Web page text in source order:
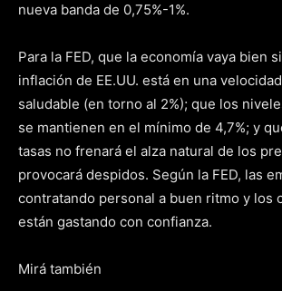
nueva banda de 0,75%-1%.
Para la FED, que la economía vaya bien
inflación de EE.UU. está en una
saludable (en torno al 2%); que los
se mantienen en el mínimo de 4,7%; y
tasas no frenará el alza natural de los
provocará despidos. Según la FED, las
contratando personal a buen ritmo y los
están gastando con confianza.
Mirá también